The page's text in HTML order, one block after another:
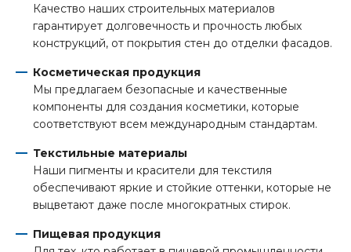
Качество наших строительных материалов
гарантирует долговечность и прочность любых
конструкций, от покрытия стен до отделки фасадов.
Косметическая продукция
Мы предлагаем безопасные и качественные
компоненты для создания косметики, которые
соответствуют всем международным стандартам.
Текстильные материалы
Наши пигменты и красители для текстиля
обеспечивают яркие и стойкие оттенки, которые не
выцветают даже после многократных стирок.
Пищевая продукция